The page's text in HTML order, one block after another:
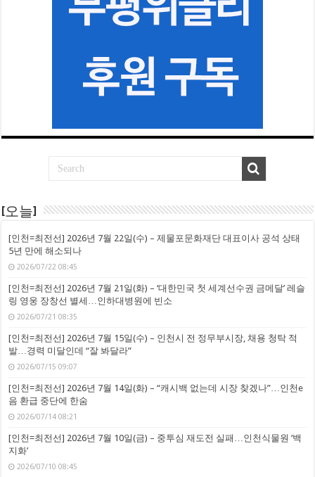
[오늘]
[인천=최전선] 2026년 7월 22일(수) – 제물포문화재단 대표이사 공석 상태
5년 만에 해소되나
2026/07/22 08:45
[인천=최전선] 2026년 7월 21일(화) – ‘대한민국 첫 세계선수권 금메달’ 레슬
링 영웅 장창선 별세…인하대병원에 빈소
2026/07/21 08:35
[인천=최전선] 2026년 7월 15일(수) – 인천시 전 정무부시장, 채용 청탁 적
발…경력 미달인데 “잘 봐달라”
2026/07/15 09:07
[인천=최전선] 2026년 7월 14일(화) – “캐시백 없는데 시장 찾겠나”…인천e
음 환급 중단에 한숨
2026/07/14 08:21
[인천=최전선] 2026년 7월 10일(금) – 중투심 재도전 실패…인천식물원 ‘백
지화’
2026/07/10 08:45